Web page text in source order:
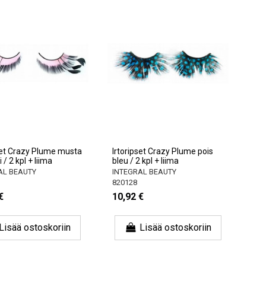
Crazy Plume musta
/ 2 kpl + liima
BEAUTY
Lisää ostoskoriin
Irtoripset Crazy Plume pois
bleu / 2 kpl + liima
INTEGRAL BEAUTY
820128
10,92 €
Lisää ostoskoriin